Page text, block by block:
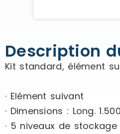
Description
Kit standard, élément
· Elément suivant
· Dimensions : Long.
· 5 niveaux de stockage